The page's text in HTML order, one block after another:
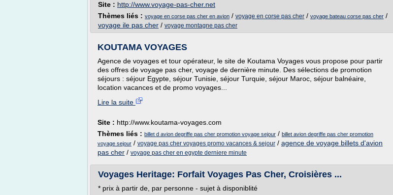
Site : http://www.voyage-pas-cher.net
Thèmes liés : voyage en corse pas cher en avion / voyage en corse pas cher / voyage bateau corse pas cher /
voyage ile pas cher / voyage montagne pas cher
KOUTAMA VOYAGES
Agence de voyages et tour opérateur, le site de Koutama Voyages vous propose pour partir
des offres de voyage pas cher, voyage de dernière minute. Des sélections de promotion
séjours : séjour Egypte, séjour Tunisie, séjour Turquie, séjour Maroc, séjour balnéaire,
location vacances et de promo voyages...
Lire la suite
Site : http://www.koutama-voyages.com
Thèmes liés : billet d avion degriffe pas cher promotion voyage sejour / billet avion degriffe pas cher promotion
voyage sejour / voyage pas cher voyages promo vacances & sejour / agence de voyage billets d'avion
pas cher / voyage pas cher en egypte derniere minute
Voyages Heritage: Forfait Voyages Pas Cher, Croisières ...
* prix à partir de, par personne - sujet à disponiblité